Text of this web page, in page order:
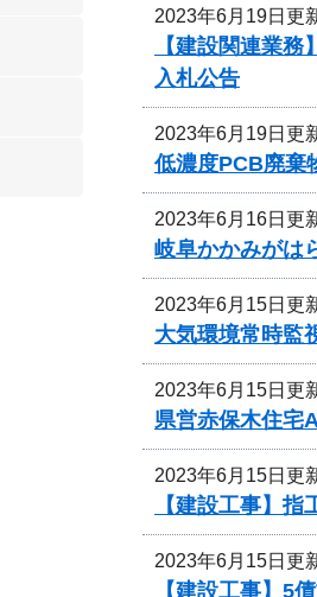
2023年6月19日更
【建設関連業
入札公告
2023年6月19日更
低濃度PCB廃棄
2023年6月16日更
岐阜かかみがは
2023年6月15日更
大気環境常時監
2023年6月15日更
県営赤保木住宅
2023年6月15日更
【建設工事】
2023年6月15日更
【建設工事】5